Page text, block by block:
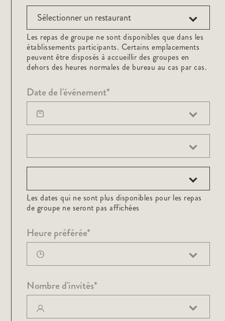
Les repas de groupe ne sont disponibles que dans les
établissements participants. Certains emplacements
peuvent être disposés à accueillir des groupes en
dehors des heures normales de bureau au cas par cas.
Date de l'événement*
Les dates qui ne sont plus disponibles pour les repas
de groupe ne seront pas affichées
Heure préférée*
Nombre d'invités*